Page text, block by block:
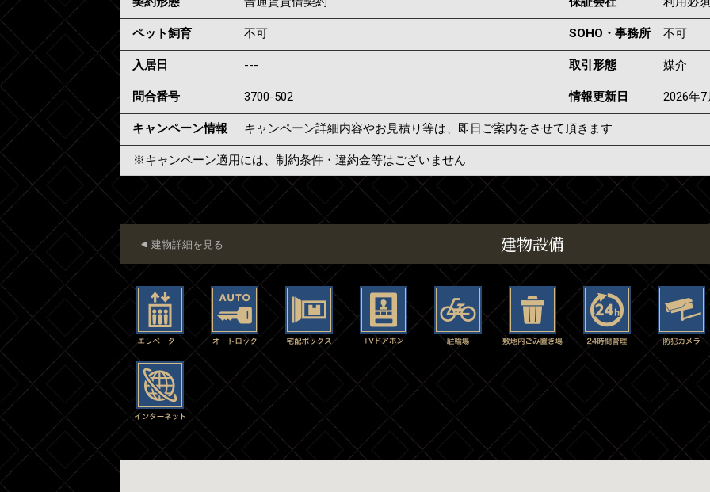
ペット飼育 不可 SOHO・事務所 不可
入居日 --- 取引形態 媒介
問合番号 3700-502 情報更新日 2026年
キャンペーン情報 キャンペーン詳細内容やお見積り等は、即日ご案内をさせて頂きます
※キャンペーン適用には、制約条件・違約金等はございません
建物設備
建物詳細を見る